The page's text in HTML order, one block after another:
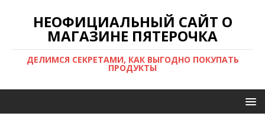
НЕОФИЦИАЛЬНЫЙ САЙТ О
МАГАЗИНЕ ПЯТЕРОЧКА
ДЕЛИМСЯ СЕКРЕТАМИ, КАК ВЫГОДНО ПОКУПАТЬ
ПРОДУКТЫ